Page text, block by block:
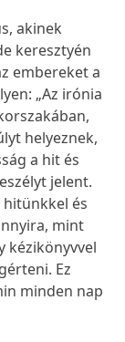
akinek
keresztyén
embereket a
„Az irónia
helyeznek,
a hit és
jelent.
és
mint
kézikönyvvel
Ez
minden nap